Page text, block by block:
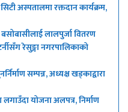
अस्पतालमा रक्तदान कार्यक्रम,
लालपुर्जा वितरण
रेसुङ्गा नगरपालिकाको
सम्पन्न, अध्यक्ष खड्काद्वारा
योजना अलपत्र, निर्माण